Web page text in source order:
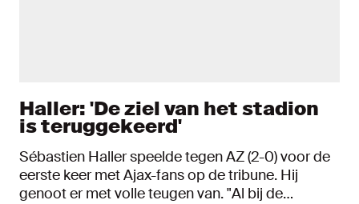
Haller: 'De ziel van het stadion
is teruggekeerd'
Sébastien Haller speelde tegen AZ (2-0) voor de
eerste keer met Ajax-fans op de tribune. Hij
genoot er met volle teugen van. "Al bij de